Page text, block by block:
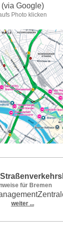
(via Google)
Photo klicken
für Bremen
weiter ...